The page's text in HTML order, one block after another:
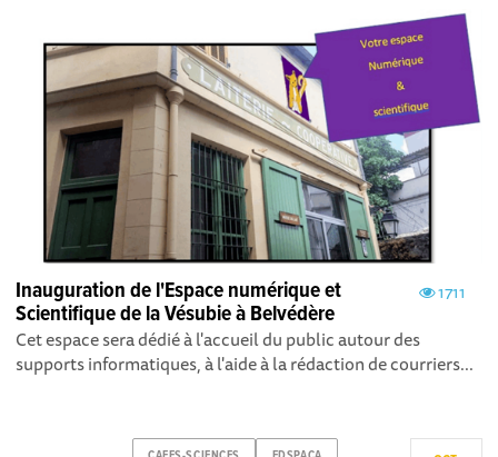
1711
Inauguration de l'Espace numérique et
Scientifique de la Vésubie à Belvédère
Cet espace sera dédié à l'accueil du public autour des
supports informatiques, à l'aide à la rédaction de courriers...